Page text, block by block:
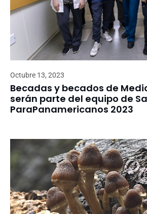
Octubre 13, 2023
Becadas y becados de
serán parte del equipo de
ParaPanamericanos 2023